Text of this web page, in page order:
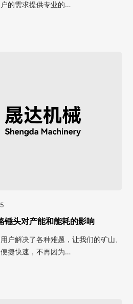
的需求提供专业的…
锤头对产能和能耗的影响
户解决了各种难题，让我们的矿山、
捷快速，不再因为…